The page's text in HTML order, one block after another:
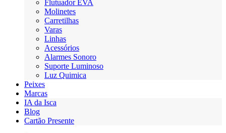
Flutuador EVA
Molinetes
Carretilhas
Varas
Linhas
Acessórios
Alarmes Sonoro
Suporte Luminoso
Luz Quimica
Peixes
Marcas
IA da Isca
Blog
Cartão Presente